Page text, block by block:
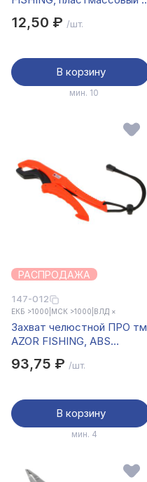
12,50 ₽ /шт.
В корзину
мин. 10
РАСПРОДАЖА
147-012
ЕКБ >1000 МСК >1000 ВЛД ×
Захват челюстной ПРО тм
AZOR FISHING, ABS
93,75 ₽ /шт.
В корзину
мин. 4